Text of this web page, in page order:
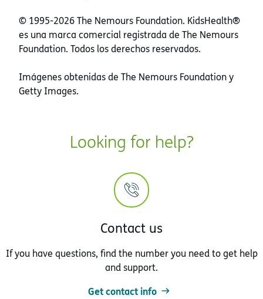
© 1995-2026 The Nemours Foundation. KidsHealth®
es una marca comercial registrada de The Nemours
Foundation. Todos los derechos reservados.
Imágenes obtenidas de The Nemours Foundation y
Getty Images.
Looking for help?
Contact us
If you have questions, find the number you need to get help
and support.
Get contact info